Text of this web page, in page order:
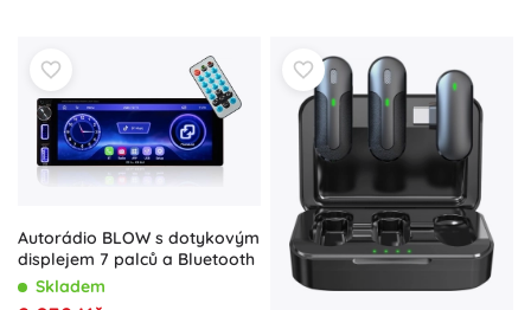
Autorádio BLOW s dotykovým
displejem 7 palců a Bluetooth
Skladem